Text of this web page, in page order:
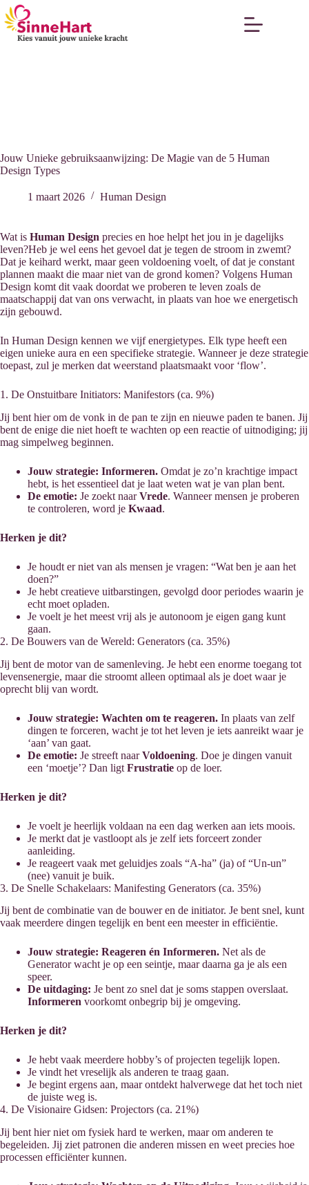
Jouw Unieke gebruiksaanwijzing: De Magie van de 5 Human
Design Types
1 maart 2026 Human Design
Wat is Human Design precies en hoe helpt het jou in je dagelijks
leven?Heb je wel eens het gevoel dat je tegen de stroom in zwemt?
Dat je keihard werkt, maar geen voldoening voelt, of dat je constant
plannen maakt die maar niet van de grond komen? Volgens Human
Design komt dit vaak doordat we proberen te leven zoals de
maatschappij dat van ons verwacht, in plaats van hoe we energetisch
zijn gebouwd.
In Human Design kennen we vijf energietypes. Elk type heeft een
eigen unieke aura en een specifieke strategie. Wanneer je deze strategie
toepast, zul je merken dat weerstand plaatsmaakt voor ‘flow’.
1. De Onstuitbare Initiators: Manifestors (ca. 9%)
Jij bent hier om de vonk in de pan te zijn en nieuwe paden te banen. Jij
bent de enige die niet hoeft te wachten op een reactie of uitnodiging; jij
mag simpelweg beginnen.
Jouw strategie: Informeren. Omdat je zo’n krachtige impact
hebt, is het essentieel dat je laat weten wat je van plan bent.
De emotie: Je zoekt naarVrede. Wanneer mensen je proberen
te controleren, word je Kwaad.
Herken je dit?
Je houdt er niet van als mensen je vragen: “Wat ben je aan het
doen?”
Je hebt creatieve uitbarstingen, gevolgd door periodes waarin je
echt moet opladen.
Je voelt je het meest vrij als je autonoom je eigen gang kunt
gaan.
2. De Bouwers van de Wereld: Generators (ca. 35%)
Jij bent de motor van de samenleving. Je hebt een enorme toegang tot
levensenergie, maar die stroomt alleen optimaal als je doet waar je
oprecht blij van wordt.
Jouw strategie: Wachten om te reageren. In plaats van zelf
dingen te forceren, wacht je tot het leven je iets aanreikt waar je
‘aan’ van gaat.
De emotie: Je streeft naarVoldoening. Doe je dingen vanuit
een ‘moetje’? Dan ligt Frustratie op de loer.
Herken je dit?
Je voelt je heerlijk voldaan na een dag werken aan iets moois.
Je merkt dat je vastloopt als je zelf iets forceert zonder
aanleiding.
Je reageert vaak met geluidjes zoals “A-ha” (ja) of “Un-un”
(nee) vanuit je buik.
3. De Snelle Schakelaars: Manifesting Generators (ca. 35%)
Jij bent de combinatie van de bouwer en de initiator. Je bent snel, kunt
vaak meerdere dingen tegelijk en bent een meester in efficiëntie.
Jouw strategie: Reageren én Informeren. Net als de
Generator wacht je op een seintje, maar daarna ga je als een
speer.
De uitdaging: Je bent zo snel dat je soms stappen overslaat.
Informeren voorkomt onbegrip bij je omgeving.
Herken je dit?
Je hebt vaak meerdere hobby’s of projecten tegelijk lopen.
Je vindt het vreselijk als anderen te traag gaan.
Je begint ergens aan, maar ontdekt halverwege dat het toch niet
de juiste weg is.
4. De Visionaire Gidsen: Projectors (ca. 21%)
Jij bent hier niet om fysiek hard te werken, maar om anderen te
begeleiden. Jij ziet patronen die anderen missen en weet precies hoe
processen efficiënter kunnen.